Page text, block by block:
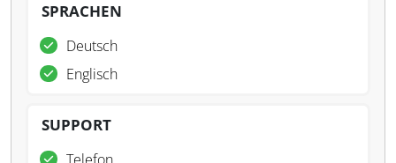
SPRACHEN
Deutsch
Englisch
SUPPORT